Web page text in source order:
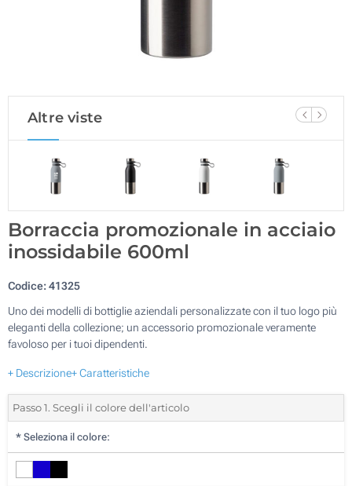
Altre viste
Borraccia promozionale in acciaio
inossidabile 600ml
Codice:41325
Uno dei modelli di bottiglie aziendali personalizzate con il tuo logo più
eleganti della collezione; un accessorio promozionale veramente
favoloso per i tuoi dipendenti.
+ Descrizione+ Caratteristiche
Passo 1. Scegli il colore dell'articolo
* Seleziona il colore: